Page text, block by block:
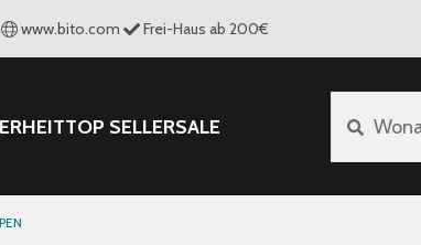
www.bito.com Frei-Haus ab 200€
TOP SELLERSALE